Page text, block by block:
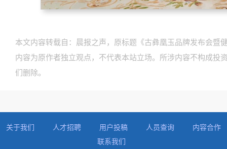
本文内容转载自：晨报之声，原标题《古彝凰玉品牌发布会暨
内容为原作者独立观点，不代表本站立场。所涉内容不构成投
们删除。
关于我们 人才招聘 用户投稿 人员查询
内容合作
联系我们